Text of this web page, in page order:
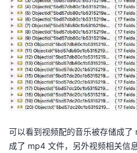
可以看到视频配的音乐被存储成
成了 mp4 文件，另外视频相关信